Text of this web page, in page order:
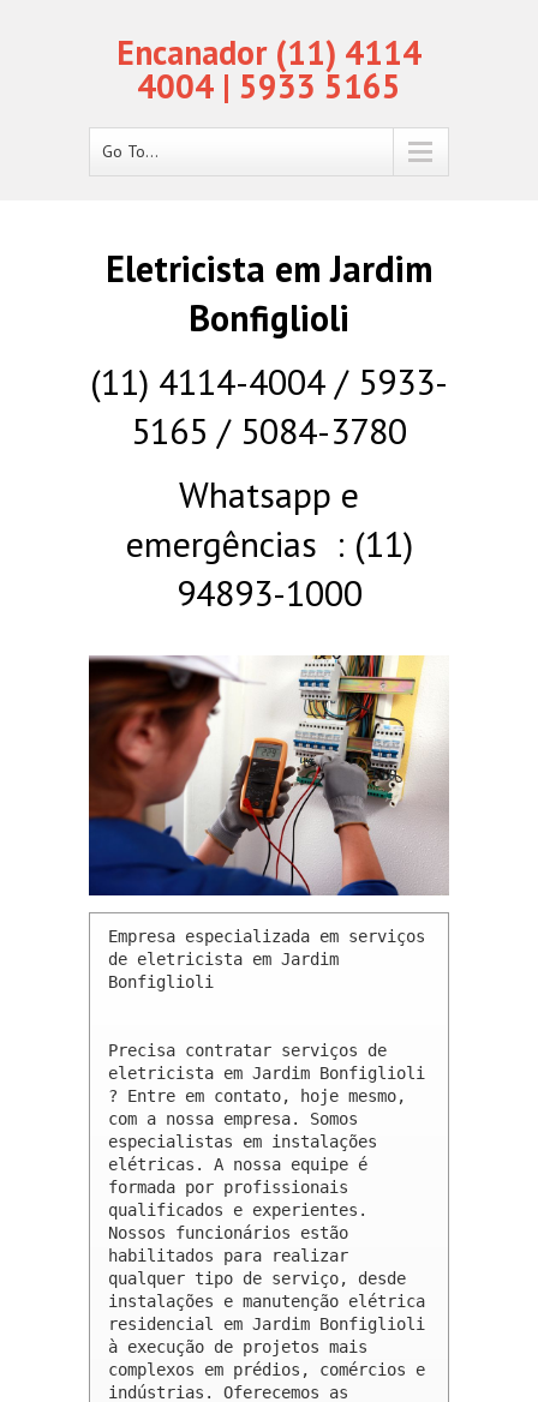
Encanador (11) 4114
4004 | 5933 5165
Go To...
Eletricista em Jardim
Bonfiglioli
(11) 4114-4004 / 5933-
5165 / 5084-3780
Whatsapp e
emergências : (11)
94893-1000
Empresa especializada em serviços
de eletricista em Jardim
Bonfiglioli
Precisa contratar serviços de
eletricista em Jardim Bonfiglioli
? Entre em contato, hoje mesmo,
com a nossa empresa. Somos
especialistas em instalações
elétricas. A nossa equipe é
formada por profissionais
qualificados e experientes.
Nossos funcionários estão
habilitados para realizar
qualquer tipo de serviço, desde
instalações e manutenção elétrica
residencial em Jardim Bonfiglioli
à execução de projetos mais
complexos em prédios, comércios e
indústrias. Oferecemos as